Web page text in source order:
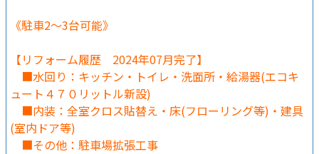
《駐車2～3台可能》
【リフォーム履歴 2024年07月完了】
■水回り：キッチン・トイレ・洗面所・給湯器(エコキ
ュート４７０リットル新設)
■内装：全室クロス貼替え・床(フローリング等)・建具
(室内ドア等)
■その他：駐車場拡張工事